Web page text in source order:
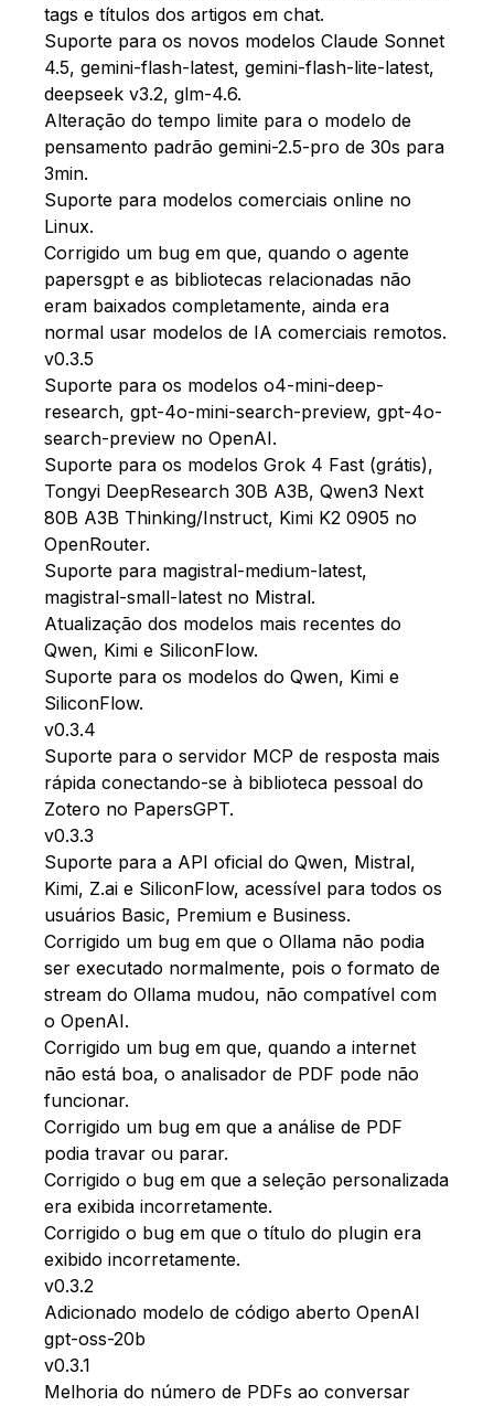
tags e títulos dos artigos em chat.
Suporte para os novos modelos Claude Sonnet
4.5, gemini-flash-latest, gemini-flash-lite-latest,
deepseek v3.2, glm-4.6.
Alteração do tempo limite para o modelo de
pensamento padrão gemini-2.5-pro de 30s para
3min.
Suporte para modelos comerciais online no
Linux.
Corrigido um bug em que, quando o agente
papersgpt e as bibliotecas relacionadas não
eram baixados completamente, ainda era
normal usar modelos de IA comerciais remotos.
v0.3.5
Suporte para os modelos o4-mini-deep-
research, gpt-4o-mini-search-preview, gpt-4o-
search-preview no OpenAI.
Suporte para os modelos Grok 4 Fast (grátis),
Tongyi DeepResearch 30B A3B, Qwen3 Next
80B A3B Thinking/Instruct, Kimi K2 0905 no
OpenRouter.
Suporte para magistral-medium-latest,
magistral-small-latest no Mistral.
Atualização dos modelos mais recentes do
Qwen, Kimi e SiliconFlow.
Suporte para os modelos do Qwen, Kimi e
SiliconFlow.
v0.3.4
Suporte para o servidor MCP de resposta mais
rápida conectando-se à biblioteca pessoal do
Zotero no PapersGPT.
v0.3.3
Suporte para a API oficial do Qwen, Mistral,
Kimi, Z.ai e SiliconFlow, acessível para todos os
usuários Basic, Premium e Business.
Corrigido um bug em que o Ollama não podia
ser executado normalmente, pois o formato de
stream do Ollama mudou, não compatível com
o OpenAI.
Corrigido um bug em que, quando a internet
não está boa, o analisador de PDF pode não
funcionar.
Corrigido um bug em que a análise de PDF
podia travar ou parar.
Corrigido o bug em que a seleção personalizada
era exibida incorretamente.
Corrigido o bug em que o título do plugin era
exibido incorretamente.
v0.3.2
Adicionado modelo de código aberto OpenAI
gpt-oss-20b
v0.3.1
Melhoria do número de PDFs ao conversar